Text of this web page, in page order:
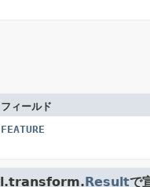
フィールド
FEATURE
Resultで